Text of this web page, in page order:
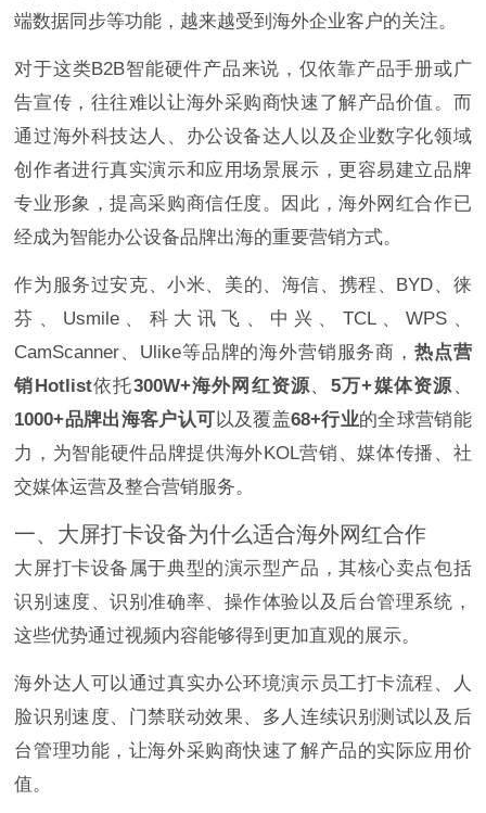
端数据同步等功能，越来越受到海外企业客户的关注。
对于这类B2B智能硬件产品来说，仅依靠产品手册或广
告宣传，往往难以让海外采购商快速了解产品价值。而
通过海外科技达人、办公设备达人以及企业数字化领域
创作者进行真实演示和应用场景展示，更容易建立品牌
专业形象，提高采购商信任度。因此，海外网红合作已
经成为智能办公设备品牌出海的重要营销方式。
作为服务过安克、小米、美的、海信、携程、BYD、徕
芬、Usmile、科大讯飞、中兴、TCL、WPS、
CamScanner、Ulike等品牌的海外营销服务商， 热点营
销Hotlist依托300W+海外网红资源、 5万+媒体资源、
1000+品牌出海客户认可以及覆盖68+行业的全球营销能
力，为智能硬件品牌提供海外KOL营销、媒体传播、社
交媒体运营及整合营销服务。
一、大屏打卡设备为什么适合海外网红合作
大屏打卡设备属于典型的演示型产品，其核心卖点包括
识别速度、识别准确率、操作体验以及后台管理系统，
这些优势通过视频内容能够得到更加直观的展示。
海外达人可以通过真实办公环境演示员工打卡流程、人
脸识别速度、门禁联动效果、多人连续识别测试以及后
台管理功能，让海外采购商快速了解产品的实际应用价
值。